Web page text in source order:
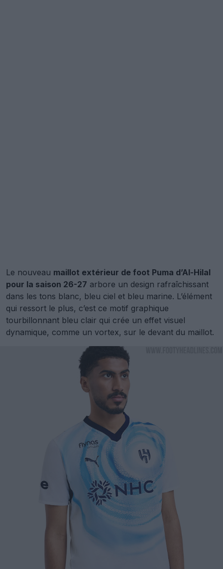
Le nouveau maillot extérieur de foot Puma d’Al-Hilal
pour la saison 26-27 arbore un design rafraîchissant
dans les tons blanc, bleu ciel et bleu marine. L’élément
qui ressort le plus, c’est ce motif graphique
tourbillonnant bleu clair qui crée un effet visuel
dynamique, comme un vortex, sur le devant du maillot.